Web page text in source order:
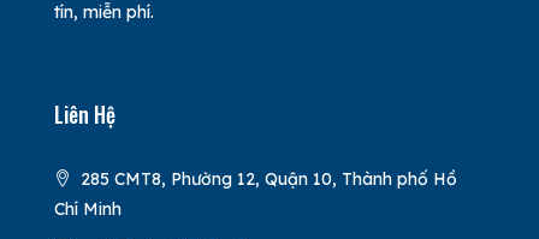
tín, miễn phí.
Liên Hệ
285 CMT8, Phường 12, Quận 10, Thành phố Hồ
Chí Minh